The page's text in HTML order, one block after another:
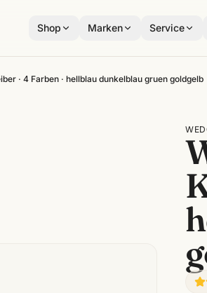
Shop Marken Service
· 4 Farben · hellblau dunkelblau gruen goldgelb